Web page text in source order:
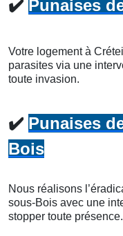
✔️ Punaises
Votre logement à
parasites via une
toute invasion.
✔️ Punaises
Bois
Nous réalisons
sous-Bois avec une
stopper toute présence.